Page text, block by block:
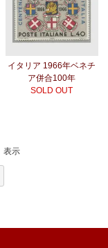
イタリア 1966年ベネチ
ア併合100年
SOLD OUT
表示